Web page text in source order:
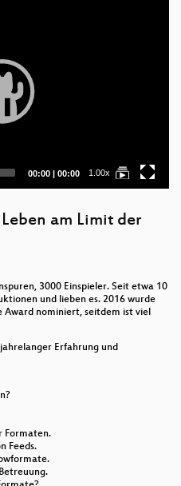
Current
00:00 | Total
00:00 1.00x
am Limit der
3000 Einspieler. Seit etwa 10
und lieben es. 2016 wurde
nominiert, seitdem ist viel
Erfahrung und
Formaten.
Feeds.